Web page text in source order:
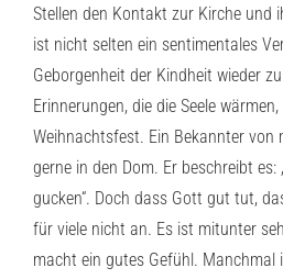
Stellen den Kontakt zur Kirche und
ist nicht selten ein sentimentales
Geborgenheit der Kindheit wieder
Erinnerungen, die die Seele
Weihnachtsfest. Ein Bekannter von
gerne in den Dom. Er beschreibt es:
gucken“. Doch dass Gott gut tut,
für viele nicht an. Es ist mitunter
macht ein gutes Gefühl. Manchmal